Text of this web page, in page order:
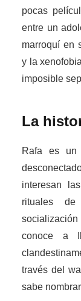
pocas
entre un
marroquí en
y la
imposible
La
Rafa es un
interesan
rituales de
conoce a
través del
sabe